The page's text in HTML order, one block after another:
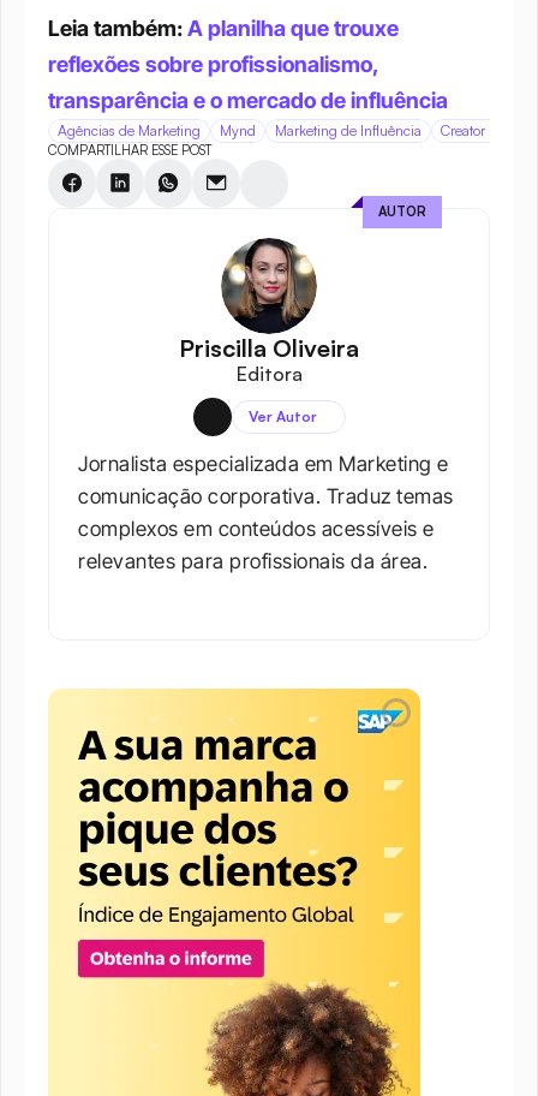
Leia também: A planilha que trouxe
reflexões sobre profissionalismo,
transparência e o mercado de influência
Agências de Marketing Mynd Marketing de Influência Creator
COMPARTILHAR ESSE POST
Priscilla Oliveira
Editora
Ver Autor
Jornalista especializada em Marketing e
comunicação corporativa. Traduz temas
complexos em conteúdos acessíveis e
relevantes para profissionais da área.​
AUTOR